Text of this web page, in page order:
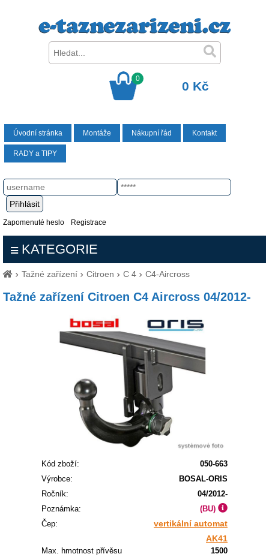
0
0 Kč
Úvodní stránka Montáže Nákupní řád Kontakt
RADY a TIPY
Zapomenuté heslo Registrace
KATEGORIE
Tažné zařízení Citroen C 4 C4-Aircross
Tažné zařízení Citroen C4 Aircross 04/2012-
Kód zboží:
050-663
Výrobce:
BOSAL-ORIS
Ročník:
04/2012-
Poznámka:
(BU)
Čep:
vertikální automat
AK41
Max. hmotnost přívěsu
1500